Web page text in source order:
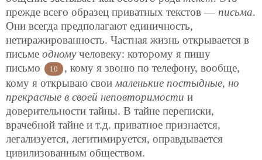
прежде всего образец приватных текстов — письма.
Они всегда предполагают единичность,
нетиражированность. Частная жизнь открывается в
письме одномучеловеку: которому я пишу
письмо
10
, кому я звоню по телефону, вообще,
кому я открываю своималенькие постыдные, но
прекрасные в своей неповторимости и
доверительности тайны. В тайне переписки,
врачебной тайне и т.д. приватное признается,
легализуется, легитимируется, оправдывается
цивилизованным обществом.